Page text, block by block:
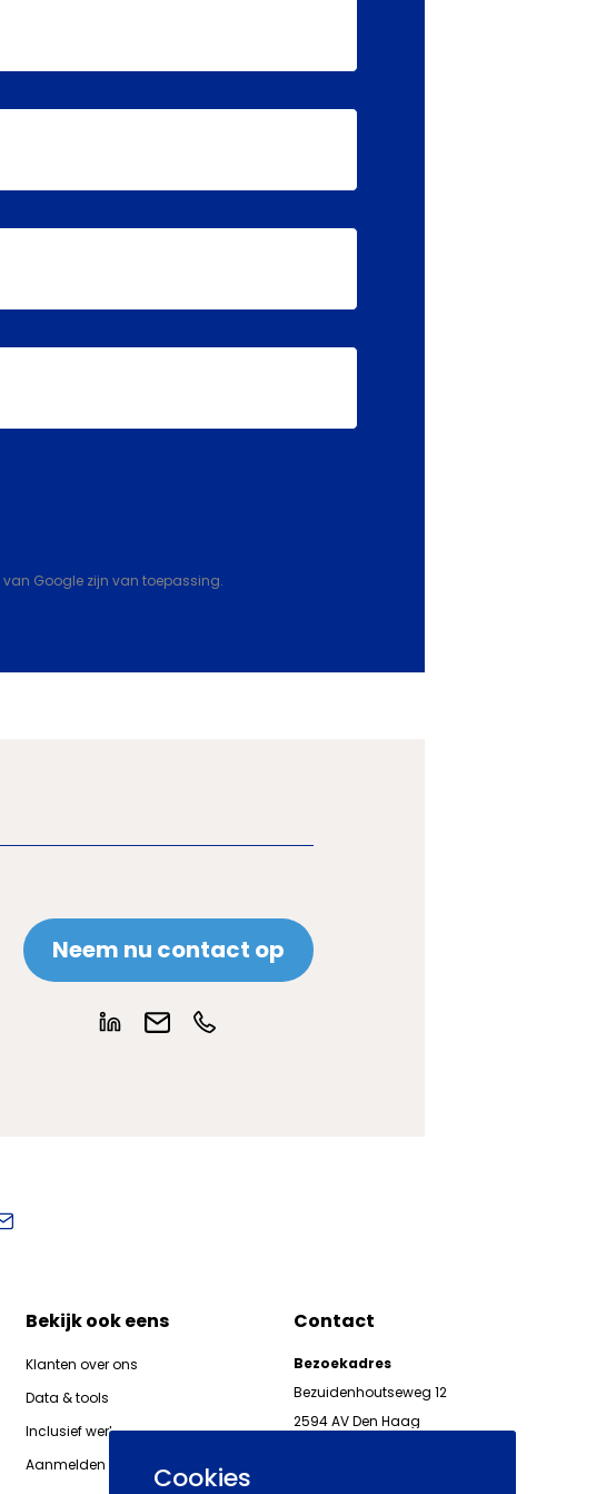
Cookies
van Google zijn van toepassing.
Neem nu contact op
Bekijk ook eens
Klanten over ons
Data & tools
Inclusief werkgeven
Aanmelden nieuwsbrieven AWVN
Contact
Bezoekadres
Bezuidenhoutseweg 12
2594 AV Den Haag